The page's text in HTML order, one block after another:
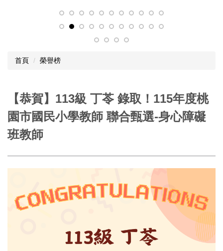
首頁 榮譽榜
【恭賀】113級 丁苓 錄取！115年度桃
園市國民小學教師 聯合甄選-身心障礙
班教師